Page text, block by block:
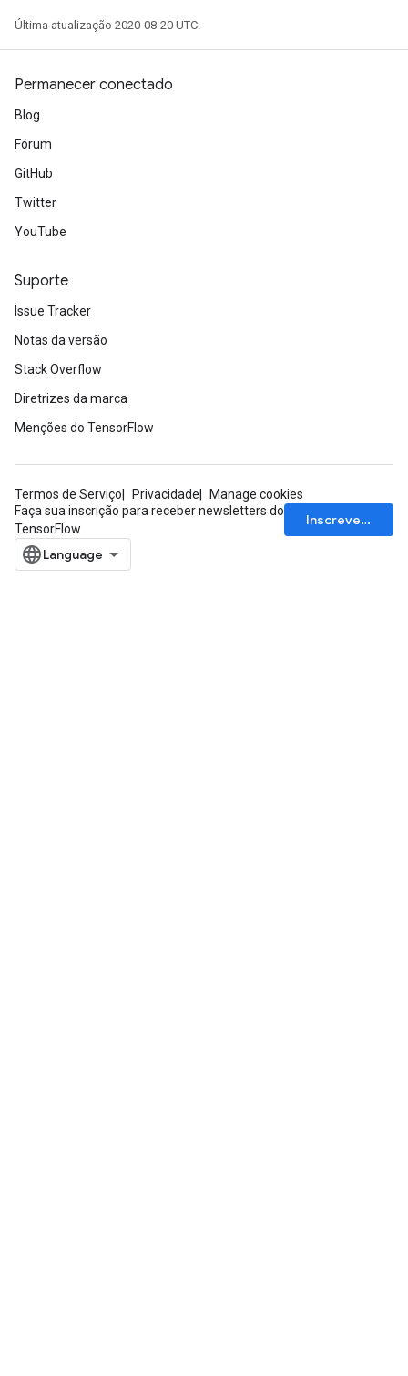
Última atualização 2020-08-20 UTC.
Permanecer conectado
Blog
Fórum
GitHub
Twitter
YouTube
Suporte
Issue Tracker
Notas da versão
Stack Overflow
Diretrizes da marca
Menções do TensorFlow
Termos de Serviço Privacidade
Manage cookies
Faça sua inscrição para receber newsletters do
TensorFlow
Inscrever-se